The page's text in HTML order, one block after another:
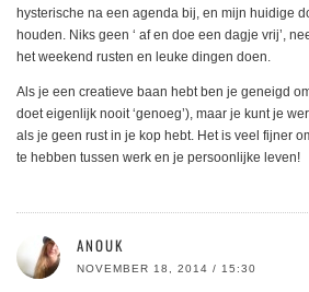
hysterische na een agenda bij, en mijn huidige
houden. Niks geen ‘ af en doe een dagje vrij’,
het weekend rusten en leuke dingen doen.
Als je een creatieve baan hebt ben je geneigd
doet eigenlijk nooit ‘genoeg’), maar je kunt je
als je geen rust in je kop hebt. Het is veel fijner
te hebben tussen werk en je persoonlijke leven!
ANOUK
NOVEMBER 18, 2014 / 15:30